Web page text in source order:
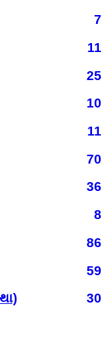
7
11
25
10
11
70
36
8
86
59
30